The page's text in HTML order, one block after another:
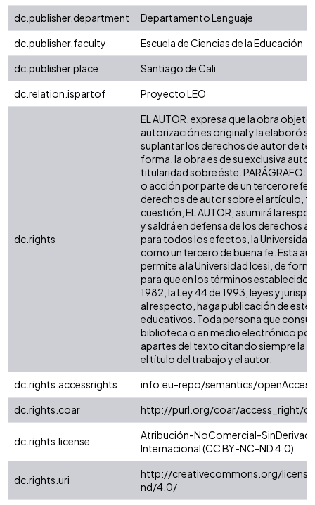
dc.publisher.department
Departamento Lenguaje
dc.publisher.faculty
Escuela de Ciencias de la Educación
dc.publisher.place
Santiago de Cali
dc.relation.ispartof
Proyecto LEO
dc.rights
EL AUTOR, expresa que la obra
autorización es original y la elaboró
suplantar los derechos de autor de
forma, la obra es de su exclusiva
titularidad sobre éste. PARÁGRAFO:
o acción por parte de un tercero
derechos de autor sobre el artículo,
cuestión, EL AUTOR, asumirá la
y saldrá en defensa de los derechos
para todos los efectos, la Universidad
como un tercero de buena fe. Esta
permite a la Universidad Icesi, de
para que en los términos establecidos
1982, la Ley 44 de 1993, leyes y
al respecto, haga publicación de este
educativos. Toda persona que
biblioteca o en medio electrónico
apartes del texto citando siempre la
el título del trabajo y el autor.
dc.rights.accessrights
info:eu-repo/semantics/openAccess
dc.rights.coar
http://purl.org/coar/access_right/
dc.rights.license
Atribución-NoComercial-
Internacional (CC BY-NC-ND 4.0)
dc.rights.uri
http://creativecommons.org/
nd/4.0/